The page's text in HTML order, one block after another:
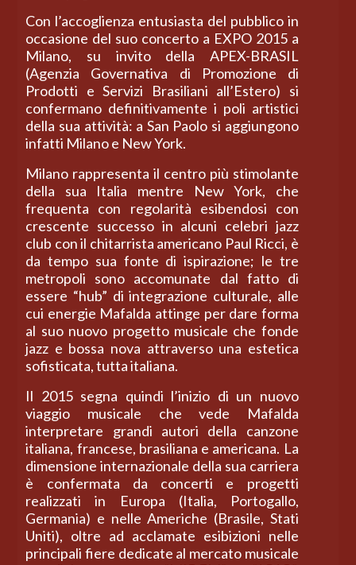
Con l’accoglienza entusiasta del pubblico in
occasione del suo concerto a EXPO 2015 a
Milano, su invito della APEX-BRASIL
(Agenzia Governativa di Promozione di
Prodotti e Servizi Brasiliani all’Estero) si
confermano definitivamente i poli artistici
della sua attività: a San Paolo si aggiungono
infatti Milano e New York.
Milano rappresenta il centro più stimolante
della sua Italia mentre New York, che
frequenta con regolarità esibendosi con
crescente successo in alcuni celebri jazz
club con il chitarrista americano Paul Ricci, è
da tempo sua fonte di ispirazione; le tre
metropoli sono accomunate dal fatto di
essere “hub” di integrazione culturale, alle
cui energie Mafalda attinge per dare forma
al suo nuovo progetto musicale che fonde
jazz e bossa nova attraverso una estetica
sofisticata, tutta italiana.
Il 2015 segna quindi l’inizio di un nuovo
viaggio musicale che vede Mafalda
interpretare grandi autori della canzone
italiana, francese, brasiliana e americana. La
dimensione internazionale della sua carriera
è confermata da concerti e progetti
realizzati in Europa (Italia, Portogallo,
Germania) e nelle Americhe (Brasile, Stati
Uniti), oltre ad acclamate esibizioni nelle
principali fiere dedicate al mercato musicale